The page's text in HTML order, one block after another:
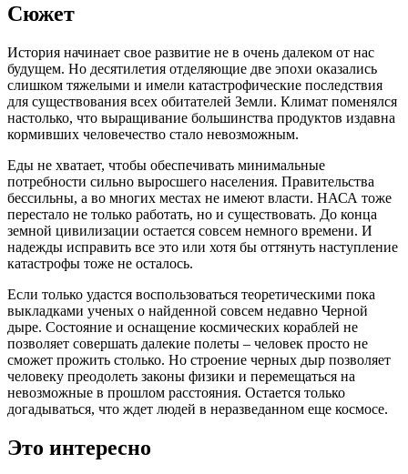
Сюжет
История начинает свое развитие не в очень далеком от нас
будущем. Но десятилетия отделяющие две эпохи оказались
слишком тяжелыми и имели катастрофические последствия
для существования всех обитателей Земли. Климат поменялся
настолько, что выращивание большинства продуктов издавна
кормивших человечество стало невозможным.
Еды не хватает, чтобы обеспечивать минимальные
потребности сильно выросшего населения. Правительства
бессильны, а во многих местах не имеют власти. НАСА тоже
перестало не только работать, но и существовать. До конца
земной цивилизации остается совсем немного времени. И
надежды исправить все это или хотя бы оттянуть наступление
катастрофы тоже не осталось.
Если только удастся воспользоваться теоретическими пока
выкладками ученых о найденной совсем недавно Черной
дыре. Состояние и оснащение космических кораблей не
позволяет совершать далекие полеты – человек просто не
сможет прожить столько. Но строение черных дыр позволяет
человеку преодолеть законы физики и перемещаться на
невозможные в прошлом расстояния. Остается только
догадываться, что ждет людей в неразведанном еще космосе.
Это интересно